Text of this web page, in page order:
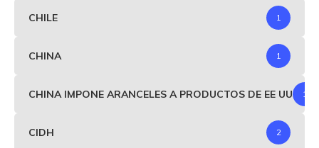
CHILE 1
CHINA 1
CHINA IMPONE ARANCELES A PRODUCTOS DE EE UU 1
CIDH 2